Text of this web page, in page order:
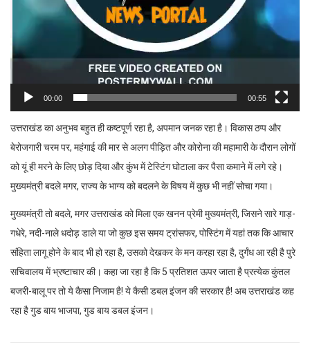
00:00 00:55
उत्तराखंड का अनुभव बहुत ही कष्टपूर्ण रहा है, अपमान जनक रहा है। विकास ठप्प और
बेरोजगारी चरम पर, महंगाई की मार से अलग पीड़ित और कोरोना की महामारी के दौरान लोगों
को यूं ही मरने के लिए छोड़ दिया और कुंभ में टेस्टिंग घोटाला कर पैसा कमाने में लगे रहे।
मुख्यमंत्री बदले मगर, राज्य के भाग्य को बदलने के विषय में कुछ भी नहीं सोचा गया।
मुख्यमंत्री तो बदले, मगर उत्तराखंड को मिला एक खनन प्रेमी मुख्यमंत्री, जिसने सारे गाड़-
गधेरे, नदी-नाले धदोड़ डाले या जो कुछ इस समय ट्रांसफर, पोस्टिंग में यहां तक कि आचार
संहिता लागू होने के बाद भी हो रहा है, उसको देखकर के मन करहा रहा है, दुर्गंध आ रही है पुरे
सचिवालय में भ्रष्टाचार की। कहा जा रहा है कि 5 प्रतिशत ऊपर जाता है प्रत्येक कुंतल
बजरी-बालू पर तो ये कैसा निजाम है! ये कैसी डबल इंजन की सरकार है! अब उत्तराखंड कह
रहा है गुड बाय भाजपा, गुड बाय डबल इंजन।